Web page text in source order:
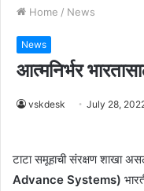
Home / News
News
आत्मनिर्भर
vskdesk July 28,
टाटा समूहाची संरक्षण शाखा
Advance Systems)